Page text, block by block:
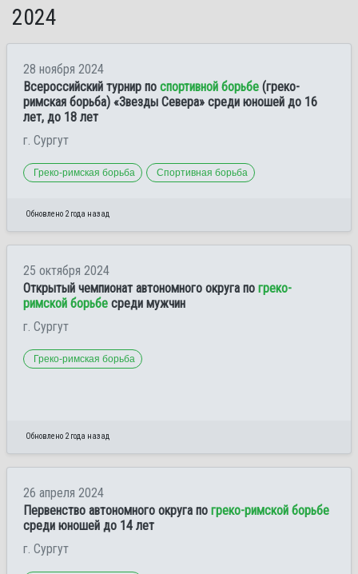
2024
28 ноября 2024
Всероссийский турнир по спортивной борьбе (греко-
римская борьба) «Звезды Севера» среди юношей до 16
лет, до 18 лет
г. Сургут
Греко-римская борьба Спортивная борьба
Обновлено 2 года назад
25 октября 2024
Открытый чемпионат автономного округа по греко-
римской борьбе среди мужчин
г. Сургут
Греко-римская борьба
Обновлено 2 года назад
26 апреля 2024
Первенство автономного округа по греко-римской борьбе
среди юношей до 14 лет
г. Сургут